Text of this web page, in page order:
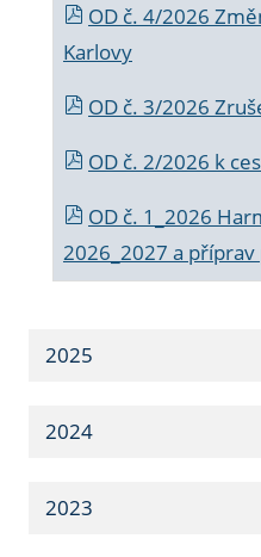
OD č. 4/2026
Karlovy
OD č. 3/2026
OD č. 2/2026 k
OD č. 1_2026
2026_2027 a
2025
2024
2023